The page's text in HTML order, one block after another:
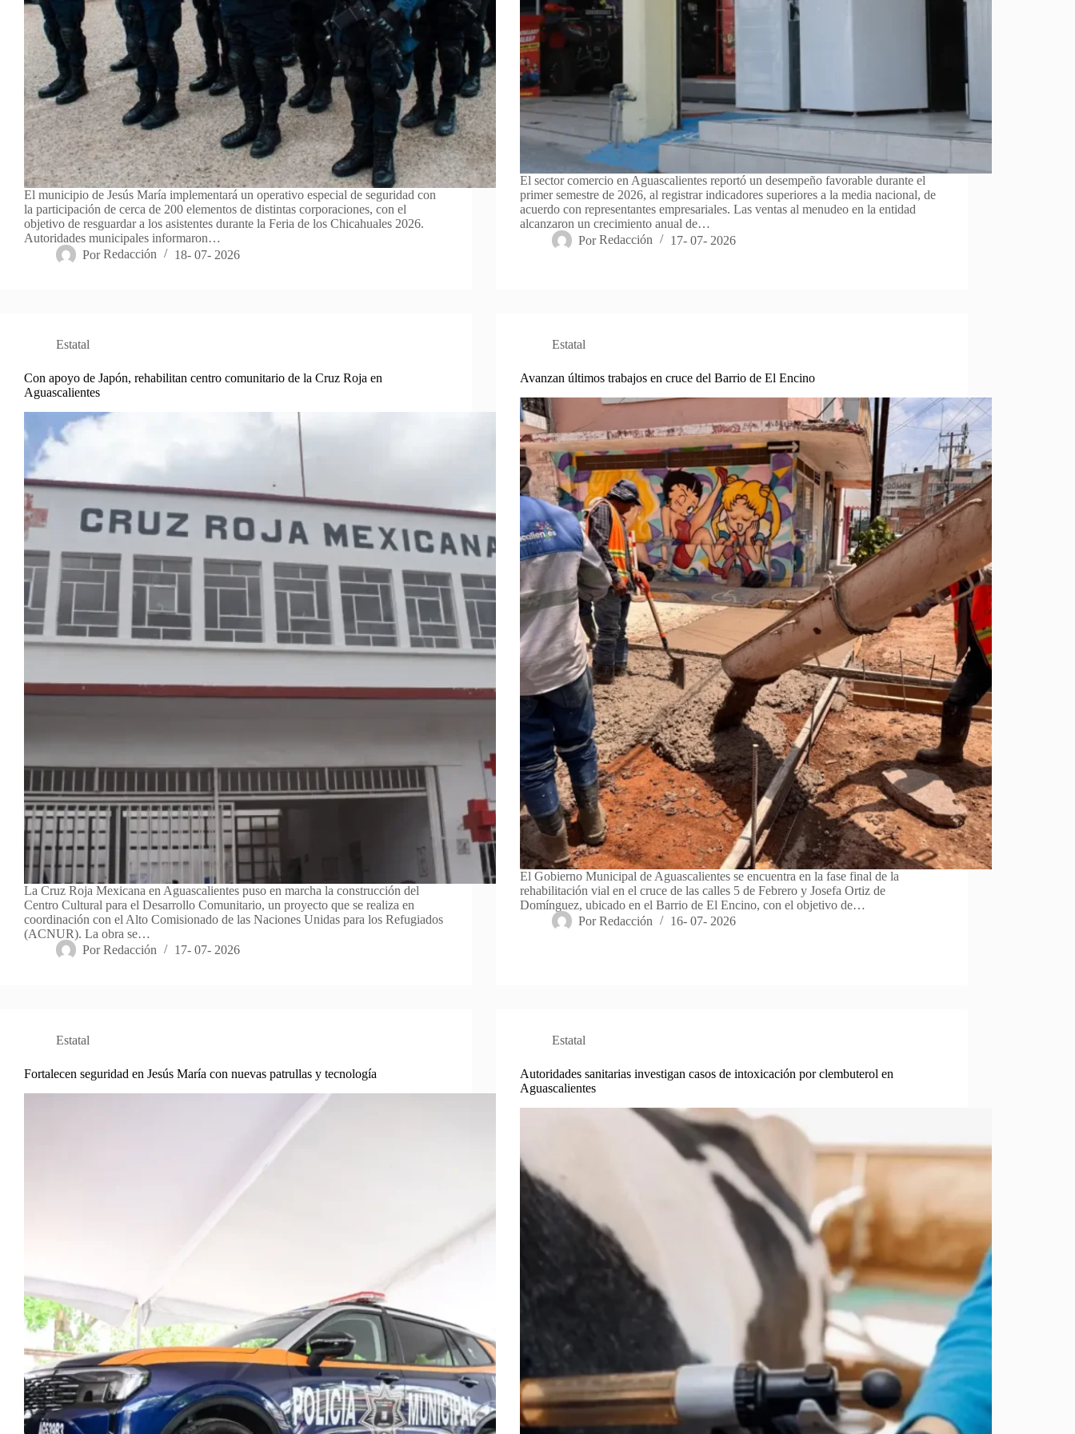
El municipio de Jesús María implementará un operativo especial de seguridad con
la participación de cerca de 200 elementos de distintas corporaciones, con el
objetivo de resguardar a los asistentes durante la Feria de los Chicahuales 2026.
Autoridades municipales informaron…
Por Redacción 18- 07- 2026
El sector comercio en Aguascalientes reportó un desempeño favorable durante el
primer semestre de 2026, al registrar indicadores superiores a la media nacional, de
acuerdo con representantes empresariales. Las ventas al menudeo en la entidad
alcanzaron un crecimiento anual de…
Por Redacción 17- 07- 2026
Estatal
Con apoyo de Japón, rehabilitan centro comunitario de la Cruz Roja en
Aguascalientes
La Cruz Roja Mexicana en Aguascalientes puso en marcha la construcción del
Centro Cultural para el Desarrollo Comunitario, un proyecto que se realiza en
coordinación con el Alto Comisionado de las Naciones Unidas para los Refugiados
(ACNUR). La obra se…
Por Redacción 17- 07- 2026
Estatal
Avanzan últimos trabajos en cruce del Barrio de El Encino
El Gobierno Municipal de Aguascalientes se encuentra en la fase final de la
rehabilitación vial en el cruce de las calles 5 de Febrero y Josefa Ortiz de
Domínguez, ubicado en el Barrio de El Encino, con el objetivo de…
Por Redacción 16- 07- 2026
Estatal
Fortalecen seguridad en Jesús María con nuevas patrullas y tecnología
Estatal
Autoridades sanitarias investigan casos de intoxicación por clembuterol en
Aguascalientes